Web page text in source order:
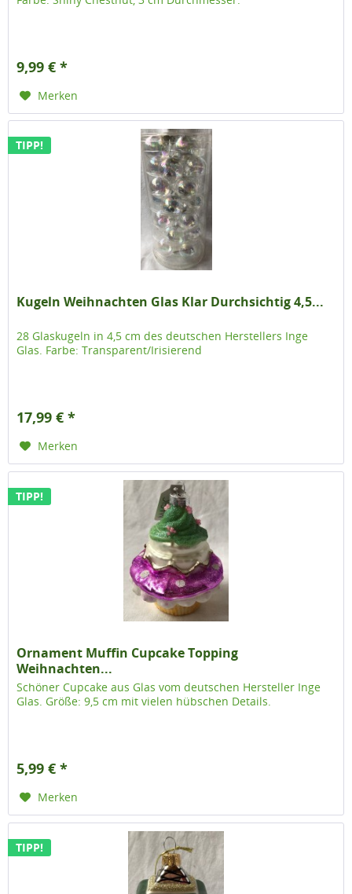
9,99 € *
Merken
TIPP!
Kugeln Weihnachten Glas Klar Durchsichtig 4,5...
28 Glaskugeln in 4,5 cm des deutschen Herstellers Inge
Glas. Farbe: Transparent/Irisierend
17,99 € *
Merken
TIPP!
Ornament Muffin Cupcake Topping
Weihnachten...
Schöner Cupcake aus Glas vom deutschen Hersteller Inge
Glas. Größe: 9,5 cm mit vielen hübschen Details.
5,99 € *
Merken
TIPP!